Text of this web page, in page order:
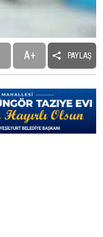
A+ PAYLAŞ